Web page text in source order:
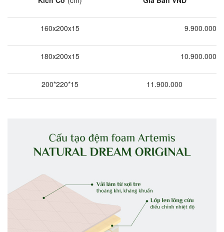
160x200x15 9.900.000
180x200x15 10.900.000
200*220*15 11.900.000